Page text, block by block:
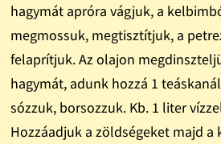
hagymát apróra vágjuk, a
megmossuk, megtisztítjuk, a
felaprítjuk. Az olajon
hagymát, adunk hozzá 1
sózzuk, borsozzuk. Kb. 1 liter
Hozzáadjuk a zöldségeket majd a